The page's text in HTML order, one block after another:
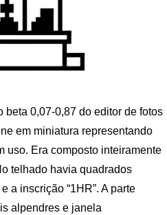
beta 0,07-0,87 do editor de fotos
em miniatura representando
uso. Era composto inteiramente
telhado havia quadrados
a inscrição “1HR”. A parte
alpendres e janela